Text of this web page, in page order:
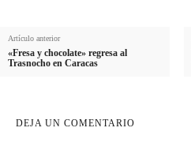
Artículo anterior
«Fresa y chocolate» regresa al
Trasnocho en Caracas
DEJA UN COMENTARIO